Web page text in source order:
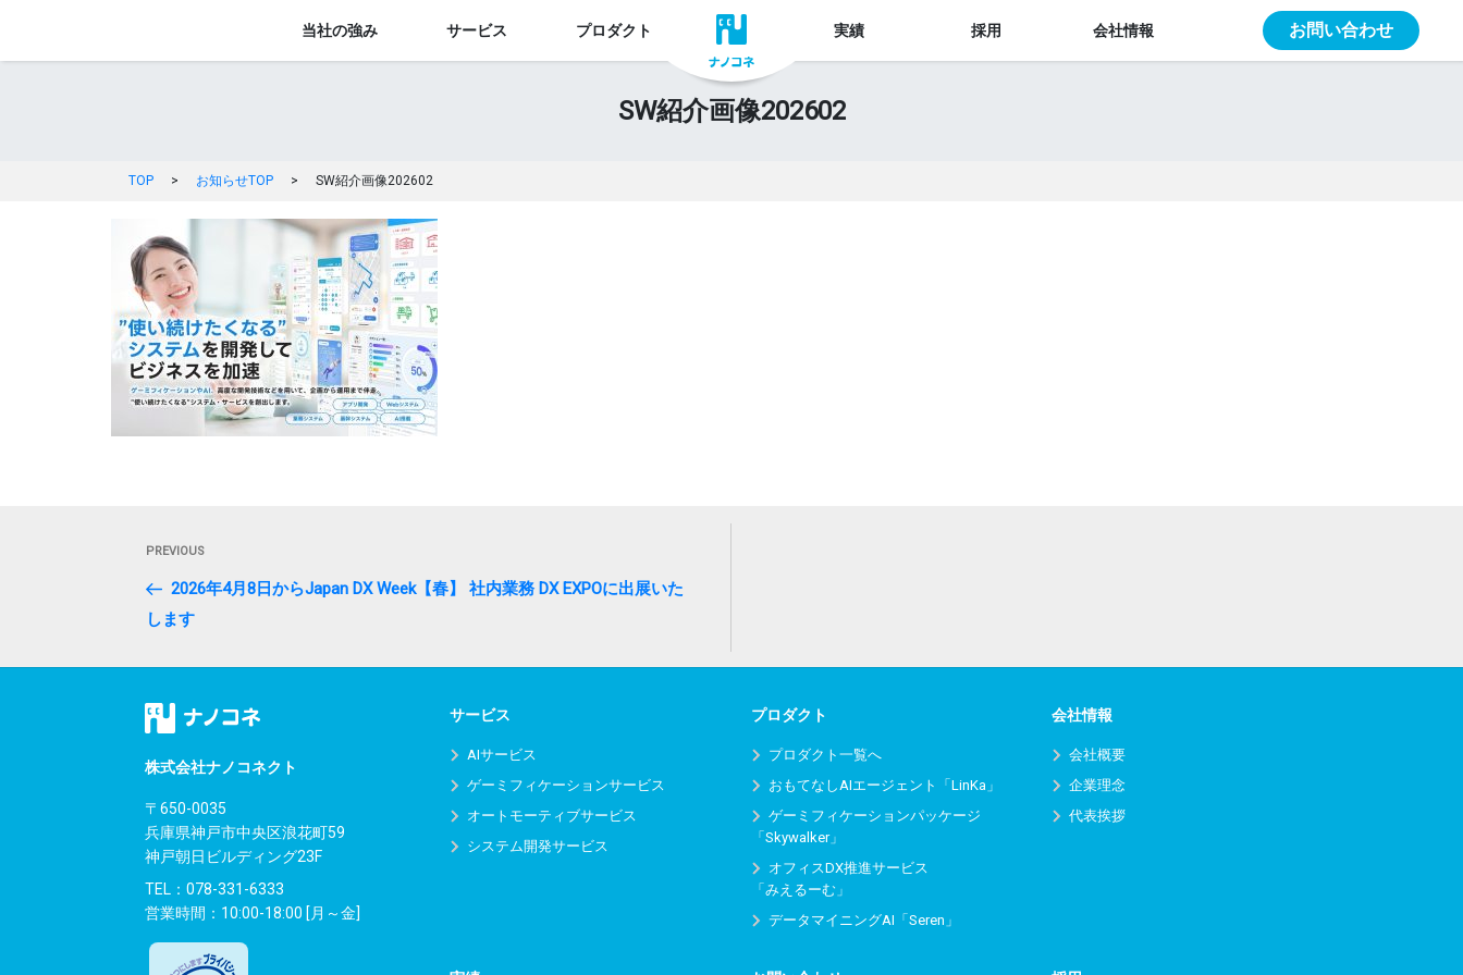
当社の強み サービス プロダクト 実績 採用 会社情報 お問い合わせ
SW紹介画像202602
TOP > お知らせTOP > SW紹介画像202602
シ
ン
Previous
Post
PREVIOUS
2026年4月8日からJapan DX Week【春】 社内業務 DX EXPOに出展いた
します
株式会社ナノコネクト
〒650-0035
兵庫県神戸市中央区浪花町59
神戸朝日ビルディング23F
TEL： 078-331-6333
営業時間：10:00-18:00 [月～金]
サービス
AIサービス
ゲーミフィケーションサービス
オートモーティブサービス
システム開発サービス
プロダクト
プロダクト一覧へ
おもてなしAIエージェント「LinKa」
ゲーミフィケーションパッケージ
「Skywalker」
オフィスDX推進サービス
「みえるーむ」
データマイニングAI「Seren」
会社情報
会社概要
企業理念
代表挨拶